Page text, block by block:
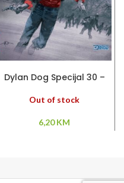
Dylan Dog Specijal 30 –
Out of stock
6,20KM